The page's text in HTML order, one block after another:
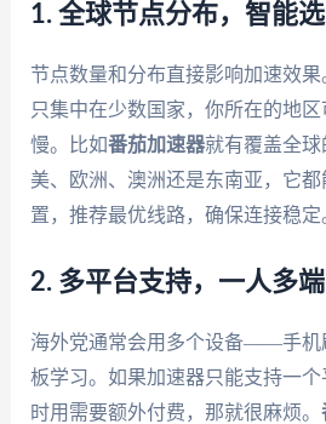
1. 全球节点分布，智能
节点数量和分布直接影响加速效
只集中在少数国家，你所在的地
慢。比如番茄加速器就有覆盖全
美、欧洲、澳洲还是东南亚，它
置，推荐最优线路，确保连接稳定
2. 多平台支持，一人多
海外党通常会用多个设备——手机
板学习。如果加速器只能支持一个
时用需要额外付费，那就很麻烦。